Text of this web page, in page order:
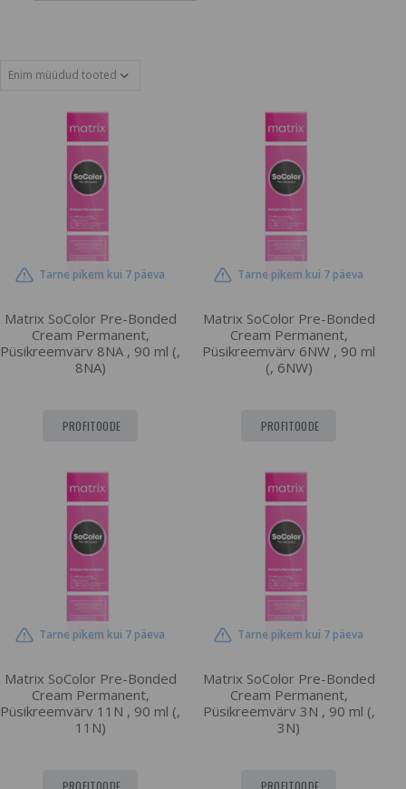
Tarne pikem kui 7 päeva
Matrix SoColor Pre-Bonded
Cream Permanent,
Püsikreemvärv 8NA , 90 ml (,
8NA)
PROFITOODE
Tarne pikem kui 7 päeva
Matrix SoColor Pre-Bonded
Cream Permanent,
Püsikreemvärv 6NW , 90 ml
(, 6NW)
PROFITOODE
Tarne pikem kui 7 päeva
Matrix SoColor Pre-Bonded
Cream Permanent,
Püsikreemvärv 11N , 90 ml (,
11N)
PROFITOODE
Tarne pikem kui 7 päeva
Matrix SoColor Pre-Bonded
Cream Permanent,
Püsikreemvärv 3N , 90 ml (,
3N)
PROFITOODE